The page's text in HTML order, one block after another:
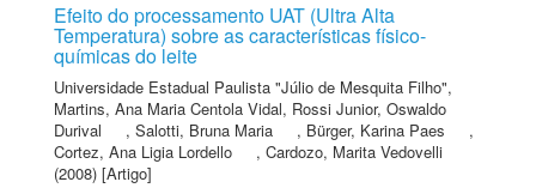
Efeito do processamento UAT (Ultra Alta
Temperatura) sobre as características físico-
químicas do leite
Universidade Estadual Paulista "Júlio de Mesquita Filho",
Martins, Ana Maria Centola Vidal, Rossi Junior, Oswaldo
Durival
, Salotti, Bruna Maria , Bürger, Karina Paes
,
Cortez, Ana Ligia Lordello
, Cardozo, Marita Vedovelli
(2008) [Artigo]